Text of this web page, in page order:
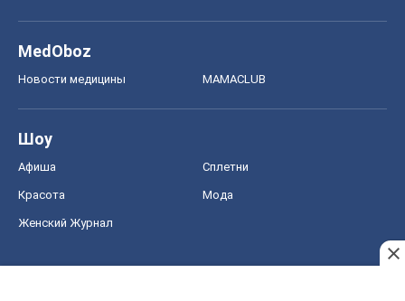
MedOboz
Новости медицины MAMACLUB
Шоу
Афиша Сплетни
Красота Мода
Женский Журнал